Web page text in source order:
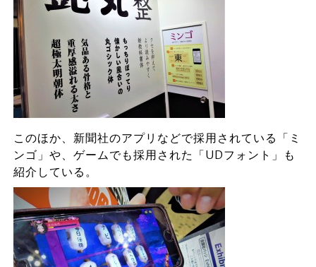
このほか、新聞社のアプリなどで採用されている「ミ
ンゴ」や、ゲームでも採用された「UDフォント」も
紹介している。